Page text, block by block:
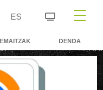
ES
EMAITZAK DENDA